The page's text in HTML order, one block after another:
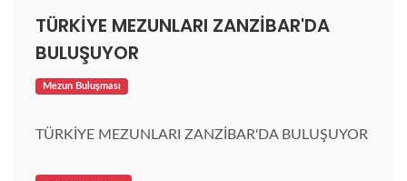
TÜRKİYE MEZUNLARI ZANZİBAR'DA
BULUŞUYOR
Mezun Buluşması
TÜRKİYE MEZUNLARI ZANZİBAR'DA BULUŞUYOR